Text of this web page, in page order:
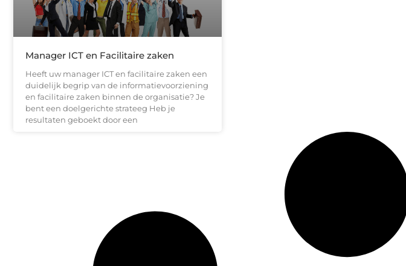
Manager ICT en Facilitaire zaken
Heeft uw manager ICT en facilitaire zaken een
duidelijk begrip van de informatievoorziening
en facilitaire zaken binnen de organisatie? Je
bent een doelgerichte strateeg Heb je
resultaten geboekt door een